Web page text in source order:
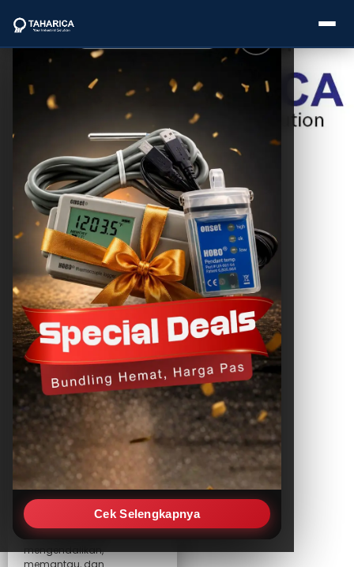
Cek Selengkapnya
Categories
Brands
Service
Industries
Blogs
Building
Automation
System (BAS)
Rumah Sakit
Modern & Efisien
THC SEO
August 21, 2025
Pembahasan
Artikel
Link Produk : Produk
BAS Terbaik
Controller dan
Protokol Integrasi
Output dan Respons
Otomatis
Taharica.com-Building
Automation System (BAS)
adalah sistem otomasi
terintegrasi yang
mengendalikan,
memantau, dan
Postingan
Lainnya